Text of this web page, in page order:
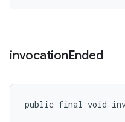
invocationEnded
public final void